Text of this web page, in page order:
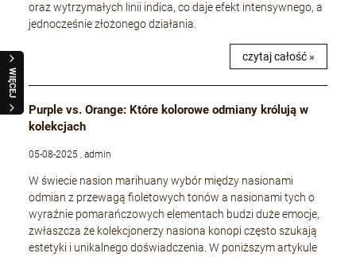
WIĘCEJ
oraz wytrzymałych linii indica, co daje efekt intensywnego, a
jednocześnie złożonego działania.
czytaj całość »
Purple vs. Orange: Które kolorowe odmiany królują w
kolekcjach
05-08-2025 , admin
W świecie nasion marihuany wybór między nasionami
odmian z przewagą fioletowych tonów a nasionami tych o
wyraźnie pomarańczowych elementach budzi duże emocje,
zwłaszcza że kolekcjonerzy nasiona konopi często szukają
estetyki i unikalnego doświadczenia. W poniższym artykule